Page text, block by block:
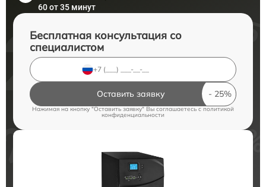
60 от 35 минут
Бесплатная консультация со
специалистом
Оставить заявку
Нажимая на кнопку "Оставить заявку" Вы соглашаетесь cполитикой
конфиденциальности